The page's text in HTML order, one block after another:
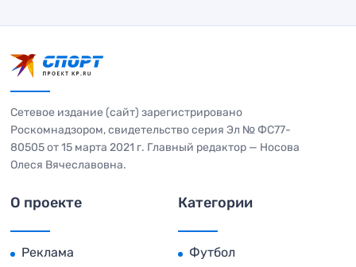
Сетевое издание (сайт) зарегистрировано
Роскомнадзором, свидетельство серия Эл № ФС77-
80505 от 15 марта 2021 г. Главный редактор — Носова
Олеся Вячеславовна.
О проекте
Реклама
Категории
Футбол